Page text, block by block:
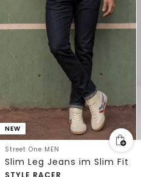
NEW
Street One MEN
Slim Leg Jeans im Slim Fit
STYLE RACER